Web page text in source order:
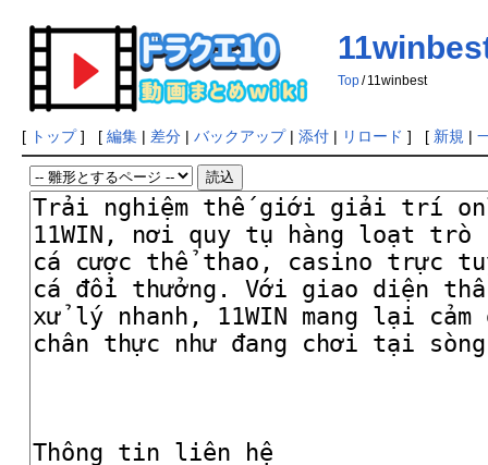
Top / 11winbest
[ トップ] [ 編集| 差分| バックアップ| 添付| リロード ] [ 新規 |